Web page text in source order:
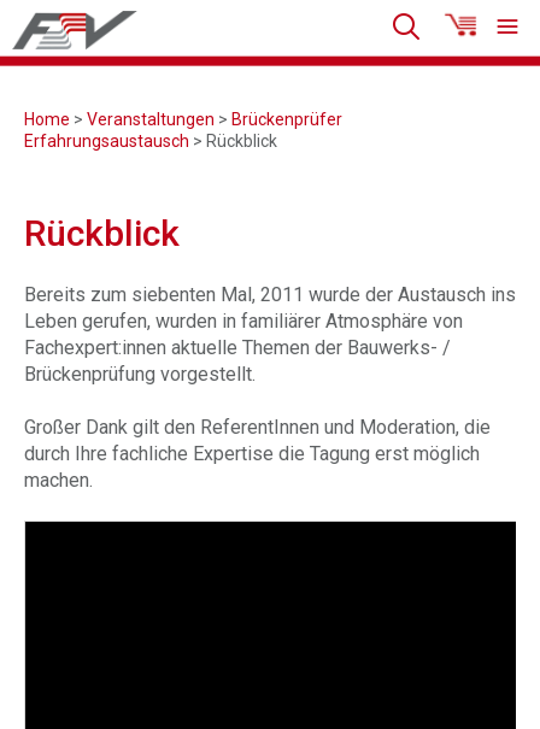
Home > Veranstaltungen > Brückenprüfer
Erfahrungsaustausch > Rückblick
Rückblick
Bereits zum siebenten Mal, 2011 wurde der Austausch ins
Leben gerufen, wurden in familiärer Atmosphäre von
Fachexpert:innen aktuelle Themen der Bauwerks- /
Brückenprüfung vorgestellt.
Großer Dank gilt den ReferentInnen und Moderation, die
durch Ihre fachliche Expertise die Tagung erst möglich
machen.